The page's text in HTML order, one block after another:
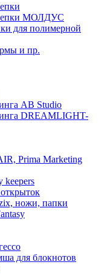
МОЛДУС
для полимерной
и пр.
AB Studio
DREAMLIGHT-
Prima Marketing
keepers
ножи, папки
для блокнотов